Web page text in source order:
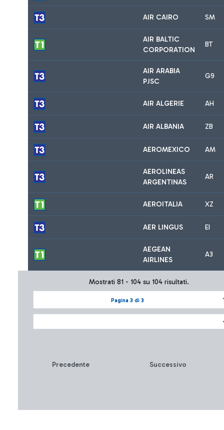
AIR CAIRO SM
AIR BALTIC
CORPORATION
BT
AIR ARABIA
PJSC
G9
AIR ALGERIE AH
AIR ALBANIA ZB
AEROMEXICO AM
AEROLINEAS
ARGENTINAS
AR
AEROITALIA XZ
AER LINGUS EI
AEGEAN
AIRLINES
A3
Pagina 3 di 3
Mostrati 81 - 104 su 104 risultati.
Precedente Successivo